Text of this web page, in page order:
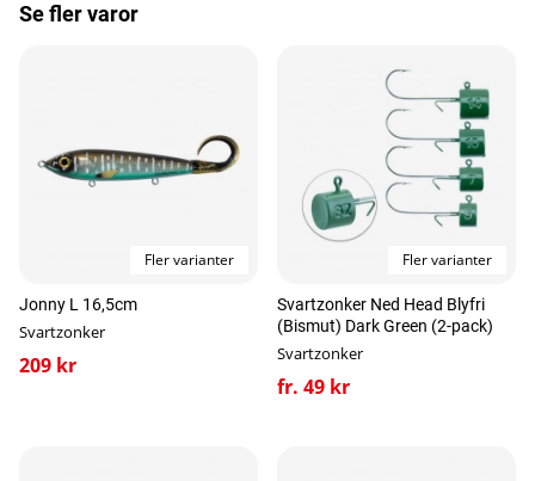
spinnfiske, jiggfiske och olika rigs. Montera den i
Ett smidigt tillbehör för dig som gärna modifierar
dina favoritbeten och vill skapa en extra dimension
med ljud utan att ändra gången nämnvärt.
Material: pyrexglas
Kulor: 2x stålkulor
Klart ljud, ljust rassel
Reagerar på mycket små rörelser
Monteras i eller på beten
Se fler varor
Fler varianter
Jonny L 16,5cm
Svartzonker
209 kr
Fler varianter
Svartzonker Ned Head Blyfri
(Bismut) Dark Green (2-pack)
Svartzonker
fr. 49 kr